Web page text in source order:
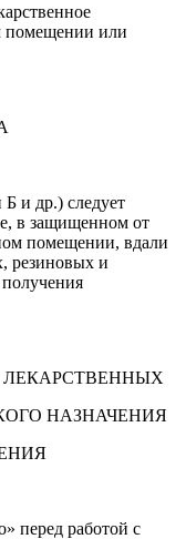
помещении или
и др.) следует
в защищенном от
помещении, вдали
резиновых и
НАЗНАЧЕНИЯ
перед работой с